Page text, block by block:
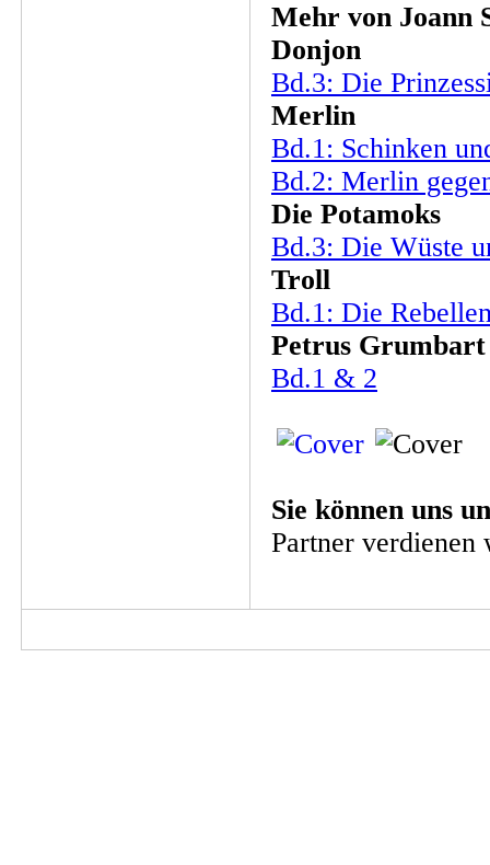
Mehr von Joann
Donjon
Bd.3: Die
Merlin
Bd.1: Schinken
Bd.2: Merlin
Die Potamoks
Bd.3: Die Wüste
Troll
Bd.1: Die
Petrus Grumbart
Bd.1 & 2
Sie können uns
Partner